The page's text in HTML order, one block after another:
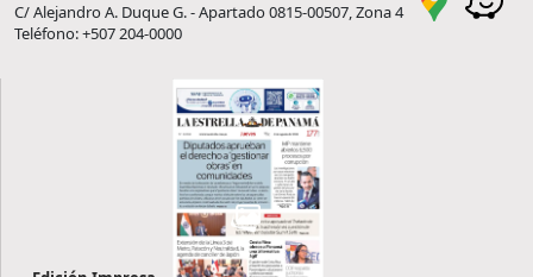
C/ Alejandro A. Duque G. - Apartado 0815-00507, Zona 4
Teléfono: +507 204-0000